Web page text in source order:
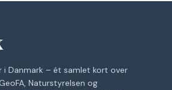
Danmark – ét samlet kort over
Naturstyrelsen og